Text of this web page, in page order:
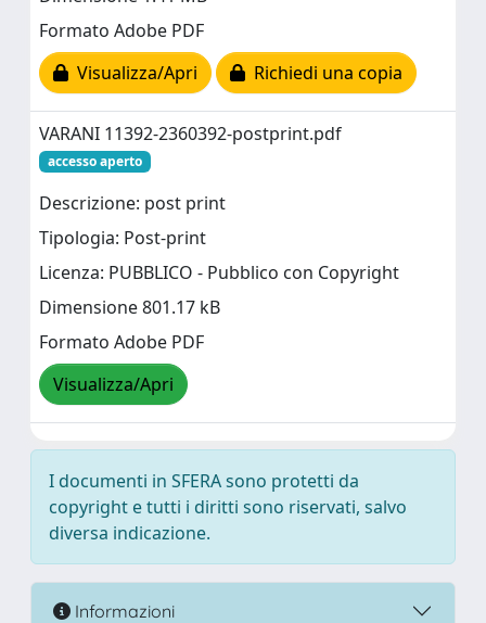
Formato Adobe PDF
Visualizza/Apri
Richiedi una copia
VARANI 11392-2360392-postprint.pdf
accesso aperto
Descrizione: post print
Tipologia: Post-print
Licenza: PUBBLICO - Pubblico con Copyright
Dimensione 801.17 kB
Formato Adobe PDF
Visualizza/Apri
I documenti in SFERA sono protetti da
copyright e tutti i diritti sono riservati, salvo
diversa indicazione.
Informazioni